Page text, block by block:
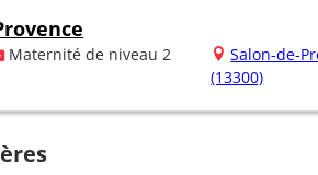
Maternité de niveau 2
Salon-de-
(13300)